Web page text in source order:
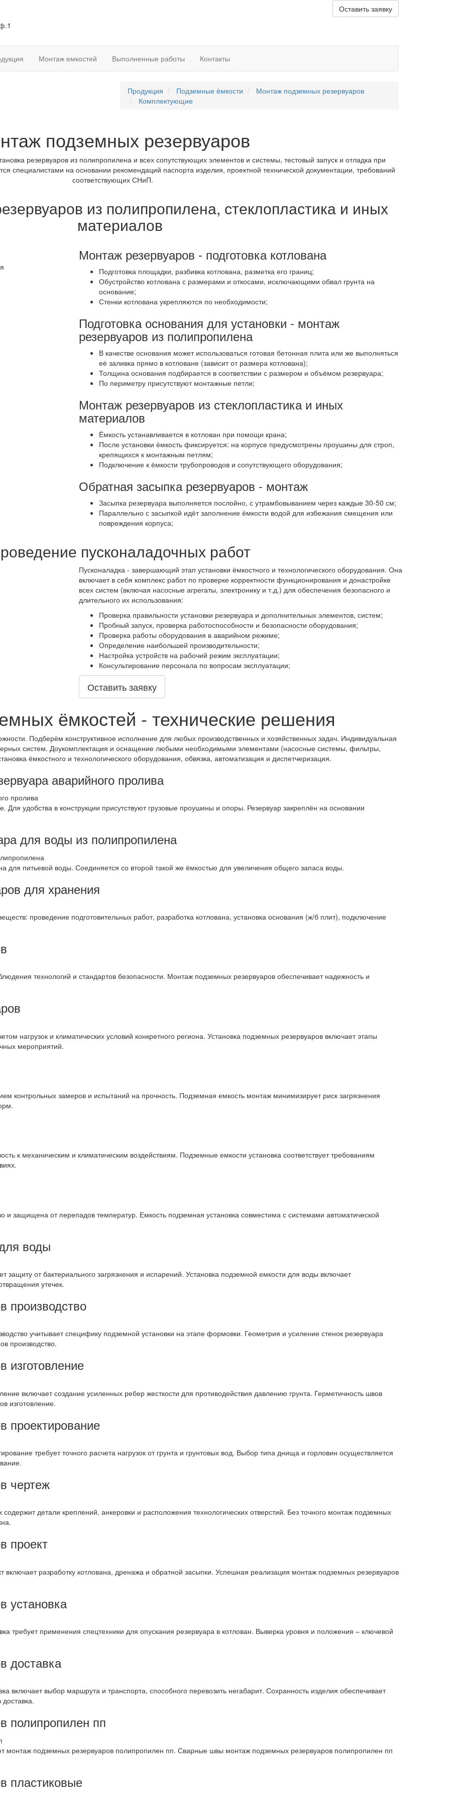
Оставить заявку
Монтаж емкостей Выполненные работы Контакты
Продукция Подземные ёмкости
Монтаж подземных резервуаров
Комплектующие
подземных резервуаров
резервуаров из полипропилена и всех сопутствующих элементов и системы, тестовый запуск и отладка при
специалистами на основании рекомендаций паспорта изделия, проектной технической документации, требований
соответствующих СНиП.
из полипропилена, стеклопластика и иных
материалов
Монтаж резервуаров - подготовка котлована
Подготовка площадки, разбивка котлована, разметка его границ;
Обустройство котлована с размерами и откосами, исключающими обвал грунта на
основание;
Стенки котлована укрепляются по необходимости;
Подготовка основания для установки - монтаж
резервуаров из полипропилена
В качестве основания может использоваться готовая бетонная плита или же выполняться
её заливка прямо в котловане (зависит от размера котлована);
Толщина основания подбирается в соответствии с размером и объёмом резервуара;
По периметру присутствуют монтажные петли;
Монтаж резервуаров из стеклопластика и иных
материалов
Ёмкость устанавливается в котлован при помощи крана;
После установки ёмкость фиксируется: на корпусе предусмотрены проушины для строп,
крепящихся к монтажным петлям;
Подключение к ёмкости трубопроводов и сопутствующего оборудования;
Обратная засыпка резервуаров - монтаж
Засыпка резервуара выполняется послойно, с утрамбовыванием через каждые 30-50 см;
Параллельно с засыпкой идёт заполнение ёмкости водой для избежания смещения или
повреждения корпуса;
пусконаладочных работ
Пусконаладка - завершающий этап установки ёмкостного и технологического оборудования. Она
включает в себя комплекс работ по проверке корректности функционирования и донастройке
всех систем (включая насосные агрегаты, электронику и т.д.) для обеспечения безопасного и
длительного их использования:
Проверка правильности установки резервуара и дополнительных элементов, систем;
Пробный запуск, проверка работоспособности и безопасности оборудования;
Проверка работы оборудования в аварийном режиме;
Определение наибольшей производительности;
Настройка устройств на рабочий режим эксплуатации;
Консультирование персонала по вопросам эксплуатации;
Оставить заявку
ёмкостей - технические решения
Подберём конструктивное исполнение для любых производственных и хозяйственных задач. Индивидуальная
систем. Доукомплектация и оснащение любыми необходимыми элементами (насосные системы, фильтры,
ёмкостного и технологического оборудования, обвязка, автоматизация и диспетчеризация.
аварийного пролива
Для удобства в конструкции присутствуют грузовые проушины и опоры. Резервуар закреплён на основании
для воды из полипропилена
для питьевой воды. Соединяется со второй такой же ёмкостью для увеличения общего запаса воды.
для хранения
проведение подготовительных работ, разработка котлована, установка основания (ж/б плит), подключение
технологий и стандартов безопасности. Монтаж подземных резервуаров обеспечивает надежность и
нагрузок и климатических условий конкретного региона. Установка подземных резервуаров включает этапы
мероприятий.
контрольных замеров и испытаний на прочность. Подземная емкость монтаж минимизирует риск загрязнения
к механическим и климатическим воздействиям. Подземные емкости установка соответствует требованиям
и защищена от перепадов температур. Емкость подземная установка совместима с системами автоматической
воды
защиту от бактериального загрязнения и испарений. Установка подземной емкости для воды включает
утечек.
производство
учитывает специфику подземной установки на этапе формовки. Геометрия и усиление стенок резервуара
производство.
изготовление
включает создание усиленных ребер жесткости для противодействия давлению грунта. Герметичность швов
изготовление.
проектирование
требует точного расчета нагрузок от грунта и грунтовых вод. Выбор типа днища и горловин осуществляется
чертеж
детали креплений, анкеровки и расположения технологических отверстий. Без точного монтаж подземных
проект
разработку котлована, дренажа и обратной засыпки. Успешная реализация монтаж подземных резервуаров
установка
требует применения спецтехники для опускания резервуара в котлован. Выверка уровня и положения – ключевой
доставка
включает выбор маршрута и транспорта, способного перевозить негабарит. Сохранность изделия обеспечивает
полипропилен пп
монтаж подземных резервуаров полипропилен пп. Сварные швы монтаж подземных резервуаров полипропилен пп
пластиковые